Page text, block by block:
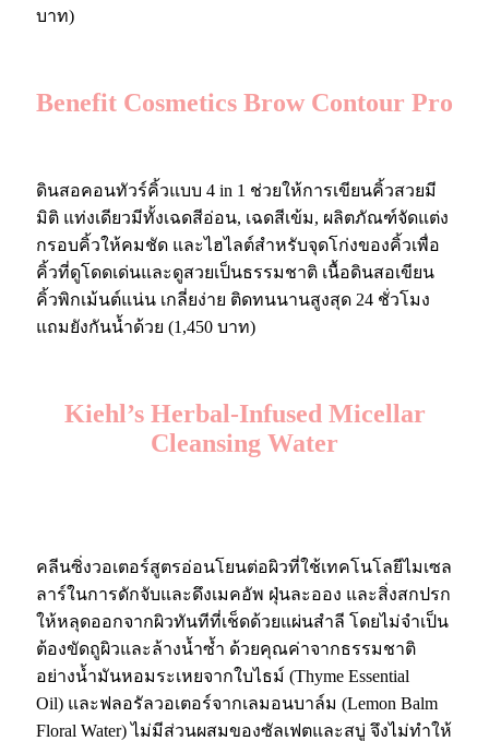
บาท)
Benefit Cosmetics Brow Contour Pro
ดินสอคอนทัวร์คิ้วแบบ 4 in 1 ช่วยให้การเขียนคิ้วสวยมี
มิติ แท่งเดียวมีทั้งเฉดสีอ่อน, เฉดสีเข้ม, ผลิตภัณฑ์จัดแต่ง
กรอบคิ้วให้คมชัด และไฮไลต์สำหรับจุดโก่งของคิ้วเพื่อ
คิ้วที่ดูโดดเด่นและดูสวยเป็นธรรมชาติ เนื้อดินสอเขียน
คิ้วพิกเม้นต์แน่น เกลี่ยง่าย ติดทนนานสูงสุด 24 ชั่วโมง
แถมยังกันน้ำด้วย (1,450 บาท)
Kiehl’s Herbal-Infused Micellar
Cleansing Water
คลีนซิ่งวอเตอร์สูตรอ่อนโยนต่อผิวที่ใช้เทคโนโลยีไมเซล
ลาร์ในการดักจับและดึงเมคอัพ ฝุ่นละออง และสิ่งสกปรก
ให้หลุดออกจากผิวทันทีที่เช็ดด้วยแผ่นสำลี โดยไม่จำเป็น
ต้องขัดถูผิวและล้างน้ำซ้ำ ด้วยคุณค่าจากธรรมชาติ
อย่างน้ำมันหอมระเหยจากใบไธม์ (Thyme Essential
Oil) และฟลอรัลวอเตอร์จากเลมอนบาล์ม (Lemon Balm
Floral Water) ไม่มีส่วนผสมของซัลเฟตและสบู่ จึงไม่ทำให้